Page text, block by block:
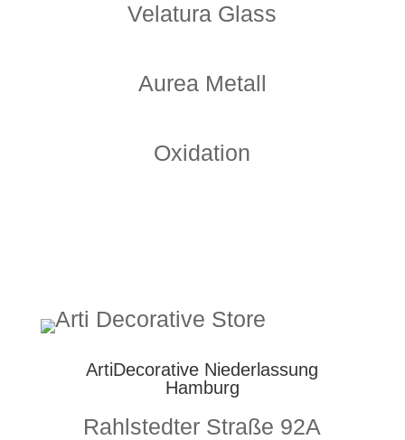
Velatura Glass
Aurea Metall
Oxidation
ArtiDecorative Niederlassung
Hamburg
Rahlstedter Straße 92A